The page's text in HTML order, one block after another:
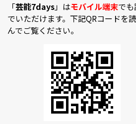
「芸能7days」はモバイル端末で
でいただけます。下記QRコードを
んでご覧ください。